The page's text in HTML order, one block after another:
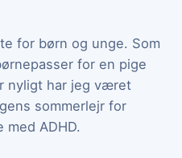
for børn og unge. Som
for en pige
nyligt har jeg været
sommerlejr for
ADHD.